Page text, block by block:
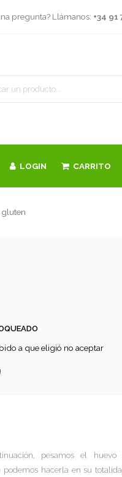
pregunta? Llámanos: +34 91
LOGIN CARRITO
gluten
a que eligió no aceptar
pesamos el huevo
hacerla en su